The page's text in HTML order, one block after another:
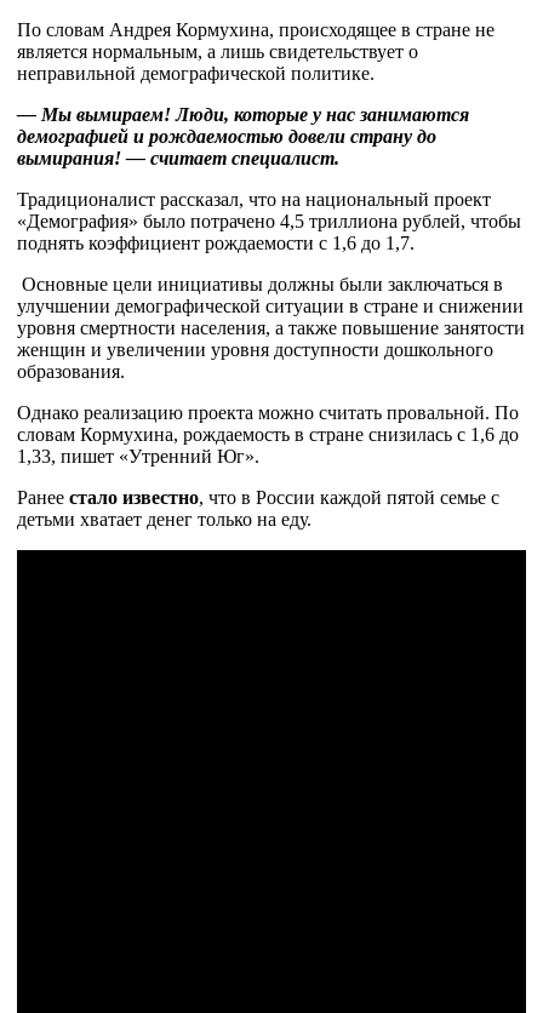
По словам Андрея Кормухина, происходящее в стране не
является нормальным, а лишь свидетельствует о
неправильной демографической политике.
— Мы вымираем! Люди, которые у нас занимаются
демографией и рождаемостью довели страну до
вымирания! — считает специалист.
Традиционалист рассказал, что на национальный проект
«Демография» было потрачено 4,5 триллиона рублей, чтобы
поднять коэффициент рождаемости с 1,6 до 1,7.
Основные цели инициативы должны были заключаться в
улучшении демографической ситуации в стране и снижении
уровня смертности населения, а также повышение занятости
женщин и увеличении уровня доступности дошкольного
образования.
Однако реализацию проекта можно считать провальной. По
словам Кормухина, рождаемость в стране снизилась с 1,6 до
1,33, пишет «Утренний Юг».
Ранее стало известно, что в России каждой пятой семье с
детьми хватает денег только на еду.